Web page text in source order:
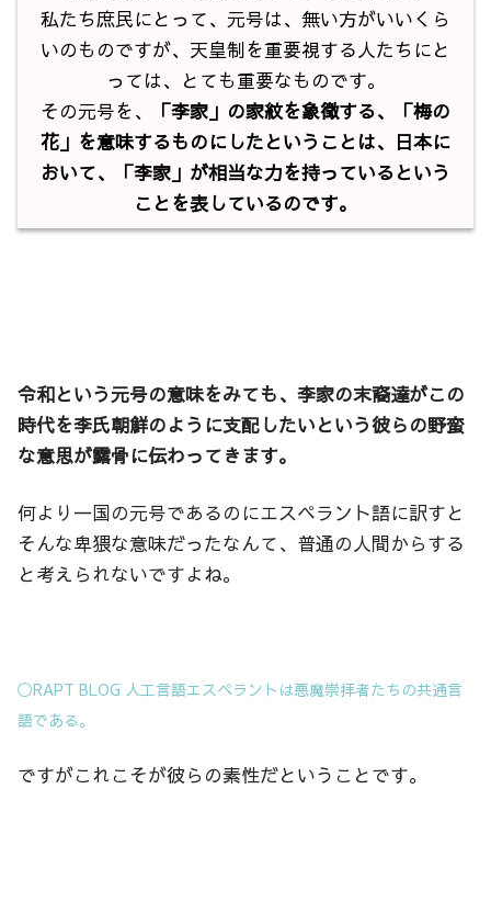
私たち庶民にとって、元号は、無い方がいいくら
いのものですが、天皇制を重要視する人たちにと
っては、とても重要なものです。
その元号を、
「李家」の家紋を象徴する、「梅の
花」を意味するものにしたということは、日本に
おいて、「李家」が相当な力を持っているという
ことを表しているのです。
令和という元号の意味をみても、李家の末裔達がこの
時代を李氏朝鮮のように支配したいという彼らの野蛮
な意思が露骨に伝わってきます。
何より一国の元号であるのにエスペラント語に訳すと
そんな卑猥な意味だったなんて、普通の人間からする
と考えられないですよね。
◯RAPT BLOG 人工言語エスペラントは悪魔崇拝者たちの共通言
語である。
ですがこれこそが彼らの素性だということです。